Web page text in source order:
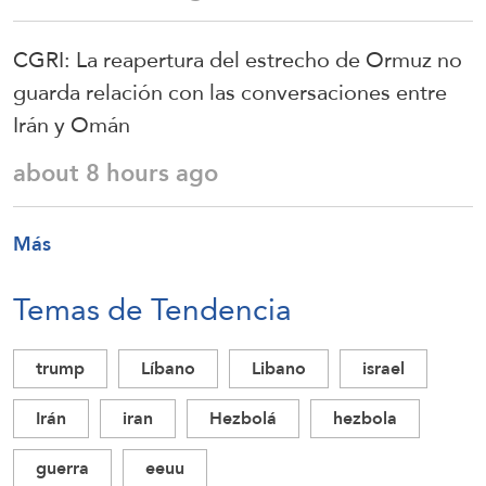
CGRI: La reapertura del estrecho de Ormuz no
guarda relación con las conversaciones entre
Irán y Omán
about 8 hours ago
Más
Temas de Tendencia
trump Líbano Libano
israel
Irán
iran Hezbolá
hezbola
guerra
eeuu